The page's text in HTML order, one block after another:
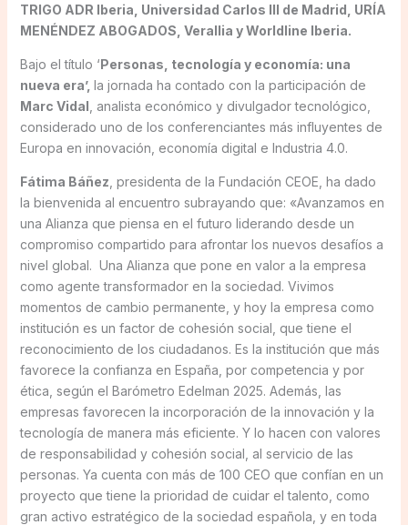
TRIGO ADR Iberia, Universidad Carlos III de Madrid, URÍA
MENÉNDEZ ABOGADOS, Verallia y Worldline Iberia.
Bajo el título ‘Personas, tecnología y economía: una
nueva era’, la jornada ha contado con la participación de
Marc Vidal , analista económico y divulgador tecnológico,
considerado uno de los conferenciantes más influyentes de
Europa en innovación, economía digital e Industria 4.0.
Fátima Báñez , presidenta de la Fundación CEOE, ha dado
la bienvenida al encuentro subrayando que: «Avanzamos en
una Alianza que piensa en el futuro liderando desde un
compromiso compartido para afrontar los nuevos desafíos a
nivel global. Una Alianza que pone en valor a la empresa
como agente transformador en la sociedad. Vivimos
momentos de cambio permanente, y hoy la empresa como
institución es un factor de cohesión social, que tiene el
reconocimiento de los ciudadanos. Es la institución que más
favorece la confianza en España, por competencia y por
ética, según el Barómetro Edelman 2025. Además, las
empresas favorecen la incorporación de la innovación y la
tecnología de manera más eficiente. Y lo hacen con valores
de responsabilidad y cohesión social, al servicio de las
personas. Ya cuenta con más de 100 CEO que confían en un
proyecto que tiene la prioridad de cuidar el talento, como
gran activo estratégico de la sociedad española, y en toda